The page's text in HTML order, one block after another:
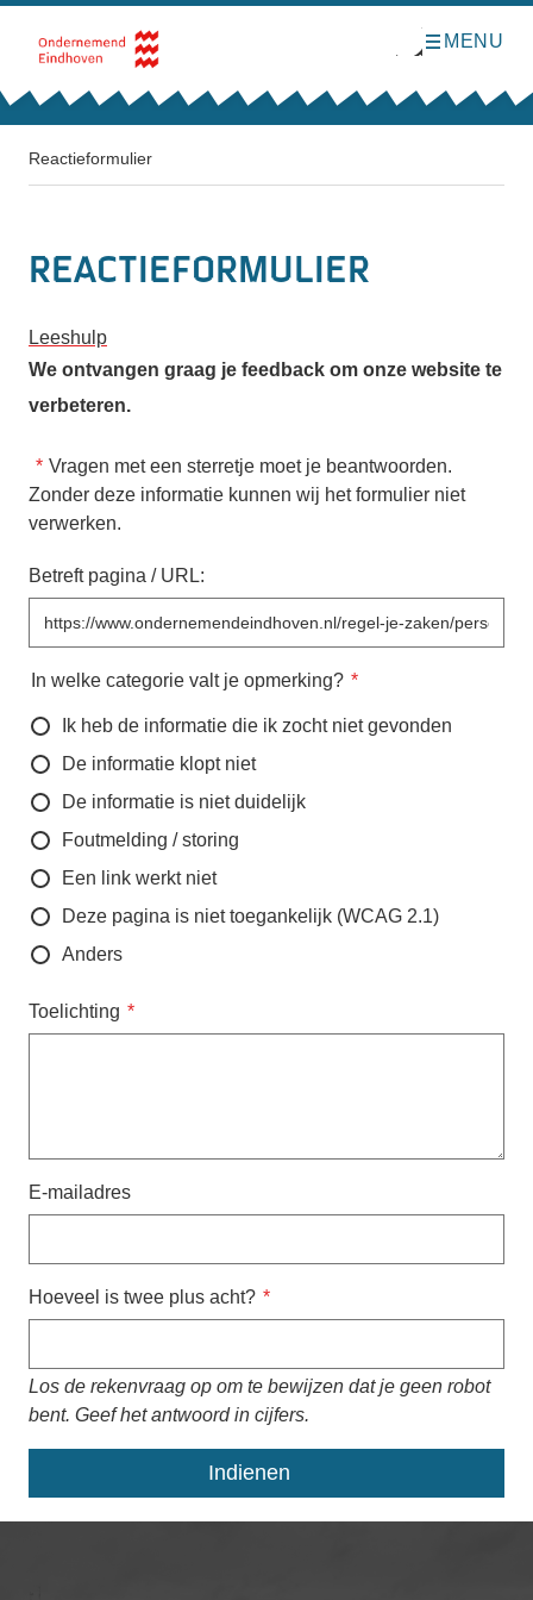
Direct naar de inhoud
O
n
MENU
Reactieformulier
Reactieformulier
Leeshulp
We ontvangen graag je feedback om onze website te
verbeteren.
Vragen met een sterretje moet je beantwoorden.
Zonder deze informatie kunnen wij het formulier niet
verwerken.
Betreft pagina / URL:
In welke categorie valt je opmerking?
Ik heb de informatie die ik zocht niet gevonden
De informatie klopt niet
De informatie is niet duidelijk
Foutmelding / storing
Een link werkt niet
Deze pagina is niet toegankelijk (WCAG 2.1)
Anders
Toelichting
E-mailadres
Hoeveel is twee plus acht?
Los de rekenvraag op om te bewijzen dat je geen robot
bent. Geef het antwoord in cijfers.